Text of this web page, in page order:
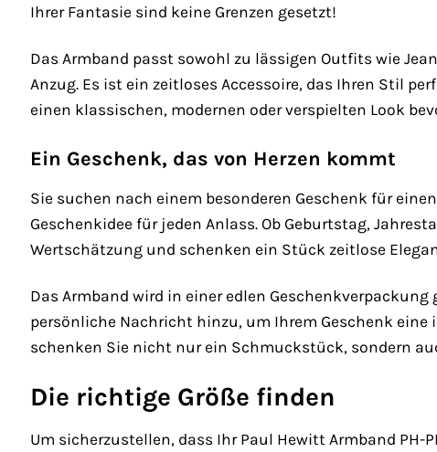
Ihrer Fantasie sind keine Grenzen gesetzt!
Das Armband passt sowohl zu lässigen Outfits wie
Anzug. Es ist ein zeitloses Accessoire, das Ihren Stil
einen klassischen, modernen oder verspielten Look
Ein Geschenk, das von Herzen kommt
Sie suchen nach einem besonderen Geschenk für
Geschenkidee für jeden Anlass. Ob Geburtstag,
Wertschätzung und schenken ein Stück zeitlose
Das Armband wird in einer edlen
persönliche Nachricht hinzu, um Ihrem Geschenk eine
schenken Sie nicht nur ein Schmuckstück, sondern
Die richtige Größe finden
Um sicherzustellen, dass Ihr Paul Hewitt Armband PH-